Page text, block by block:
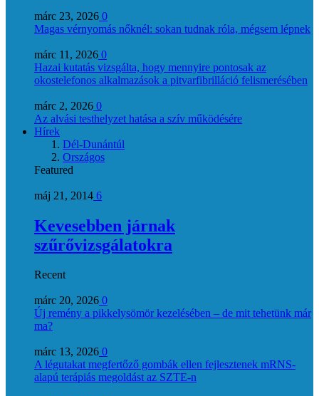
márc 23, 2026 0
Magas vérnyomás nőknél: sokan tudnak róla, mégsem lépnek
márc 11, 2026 0
Hazai kutatás vizsgálta, hogy mennyire pontosak az
okostelefonos alkalmazások a pitvarfibrilláció felismerésében
márc 2, 2026 0
Az alvási testhelyzet hatása a szív működésére
Hírek
Dél-Dunántúl
Országos
Featured
máj 21, 2014 6
Kevesebben járnak
szűrővizsgálatokra
Recent
márc 20, 2026 0
Új remény a pikkelysömör kezelésében – de mit tehetünk már
ma?
márc 13, 2026 0
A légutakat megfertőző gombák ellen fejlesztenek mRNS-
alapú terápiás megoldást az SZTE-n